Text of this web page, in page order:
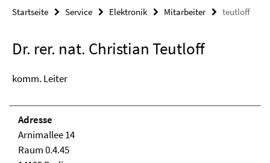
Startseite Service Elektronik Mitarbeiter teutloff
Dr. rer. nat. Christian Teutloff
komm. Leiter
Adresse
Arnimallee 14
Raum 0.4.45